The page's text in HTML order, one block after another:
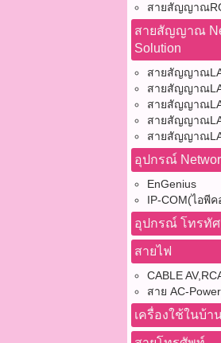
สายสัญญาณ
สายสัญญาณ
Solution
สายสัญญาณ
สายสัญญาณ
สายสัญญาณ
สายสัญญาณ
สายสัญญาณ
อุปกรณ์
EnGenius
IP-COM(ไอพีค
อุปกรณ์ โทรทัศ
สายไฟ
CABLE
สาย AC-Power
เครื่องใช้ในบ้า